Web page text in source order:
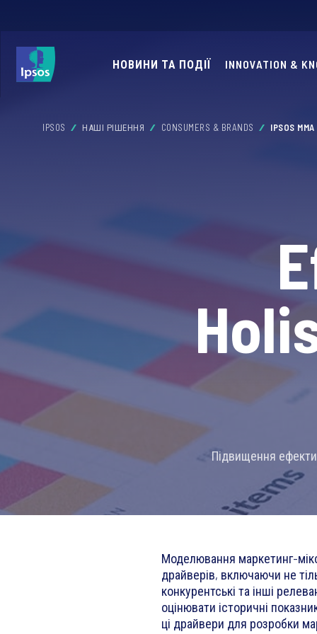
НОВИНИ ТА ПОДІЇ INNOVATION &
IPSOS НАШІ РІШЕННЯ CONSUMERS & BRANDS IPSOS MMA
Підвищення
Моделювання маркетинг-
драйверів, включаючи не
конкурентські та інші
оцінювати історичні
ці драйвери для розробки